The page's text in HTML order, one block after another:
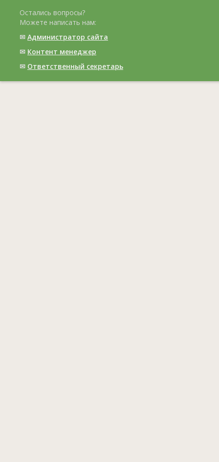
Остались вопросы?
Можете написать нам:
✉ Администратор сайта
✉ Контент менеджер
✉ Ответственный cекретарь